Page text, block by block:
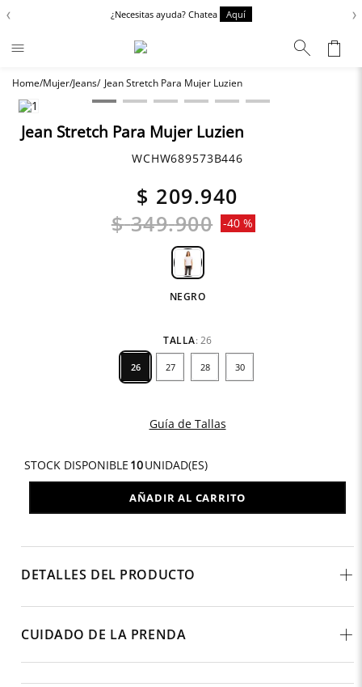
‹ ¿Necesitas ayuda? Chatea Aquí ›
Mujer Jeans Jean Stretch Para Mujer Luzien
Jean Stretch Para Mujer Luzien
WCHW689573B446
$ 209.940
$ 349.900 -40 %
NEGRO
TALLA: 26
26 27 28 30
Guía de Tallas
STOCK DISPONIBLE 10UNIDAD(ES)
AÑADIR AL CARRITO
DETALLES DEL PRODUCTO
CUIDADO DE LA PRENDA
Términos más buscados
1.
2.